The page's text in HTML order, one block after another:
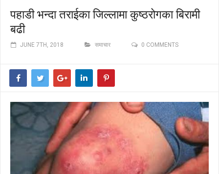
पहाडी भन्दा तराईका जिल्लामा कुष्ठरोगका बिरामी
बढी
JUNE 7TH, 2018 समाचार 0 COMMENTS